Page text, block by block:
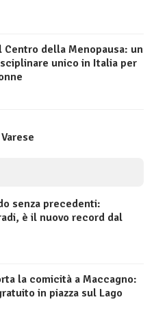
Centro della Menopausa: un
unico in Italia per
senza precedenti:
è il nuovo record dal
la comicità a Maccagno:
in piazza sul Lago